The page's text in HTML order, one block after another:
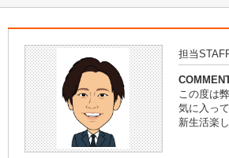
担当
この度は
気に入っ
新生活楽